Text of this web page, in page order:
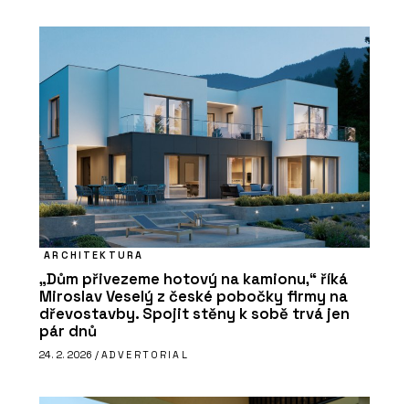
ARCHITEKTURA
„Dům přivezeme hotový na kamionu,“ říká
Miroslav Veselý z české pobočky firmy na
dřevostavby. Spojit stěny k sobě trvá jen
pár dnů
24. 2. 2026 / ADVERTORIAL